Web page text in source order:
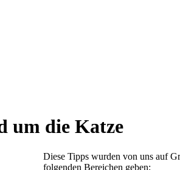
um die Katze
Diese Tipps wurden von uns auf
folgenden Bereichen geben: